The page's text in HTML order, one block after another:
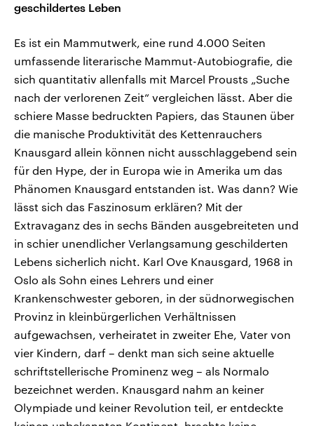
geschildertes Leben
Es ist ein Mammutwerk, eine rund 4.000 Seiten
umfassende literarische Mammut-Autobiografie, die
sich quantitativ allenfalls mit Marcel Prousts „Suche
nach der verlorenen Zeit“ vergleichen lässt. Aber die
schiere Masse bedruckten Papiers, das Staunen über
die manische Produktivität des Kettenrauchers
Knausgard allein können nicht ausschlaggebend sein
für den Hype, der in Europa wie in Amerika um das
Phänomen Knausgard entstanden ist. Was dann? Wie
lässt sich das Faszinosum erklären? Mit der
Extravaganz des in sechs Bänden ausgebreiteten und
in schier unendlicher Verlangsamung geschilderten
Lebens sicherlich nicht. Karl Ove Knausgard, 1968 in
Oslo als Sohn eines Lehrers und einer
Krankenschwester geboren, in der südnorwegischen
Provinz in kleinbürgerlichen Verhältnissen
aufgewachsen, verheiratet in zweiter Ehe, Vater von
vier Kindern, darf – denkt man sich seine aktuelle
schriftstellerische Prominenz weg – als Normalo
bezeichnet werden. Knausgard nahm an keiner
Olympiade und keiner Revolution teil, er entdeckte